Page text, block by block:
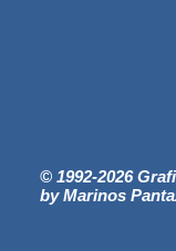
© 1992-2026
by Marinos